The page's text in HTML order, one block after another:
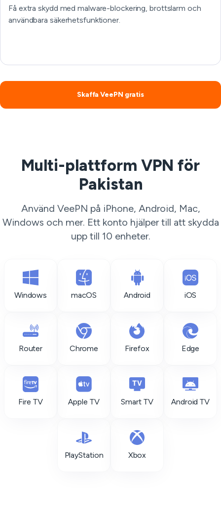
Få extra skydd med malware-blockering, brottslarm och
användbara säkerhetsfunktioner.
Skaffa VeePN gratis
Multi-plattform VPN för
Pakistan
Använd VeePN på iPhone, Android, Mac,
Windows och mer. Ett konto hjälper till att skydda
upp till 10 enheter.
Windows macOS Android iOS
Router Chrome Firefox Edge
Fire TV Apple TV Smart TV Android TV
PlayStation Xbox